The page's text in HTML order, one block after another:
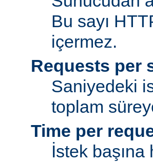
Bu sayı
içermez.
Requests per
Saniyedeki
toplam
Time per
İstek